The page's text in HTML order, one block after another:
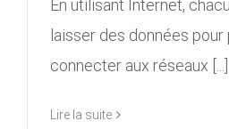
En utilisant Internet,
laisser des données
connecter aux réseaux [...]
Lire la suite